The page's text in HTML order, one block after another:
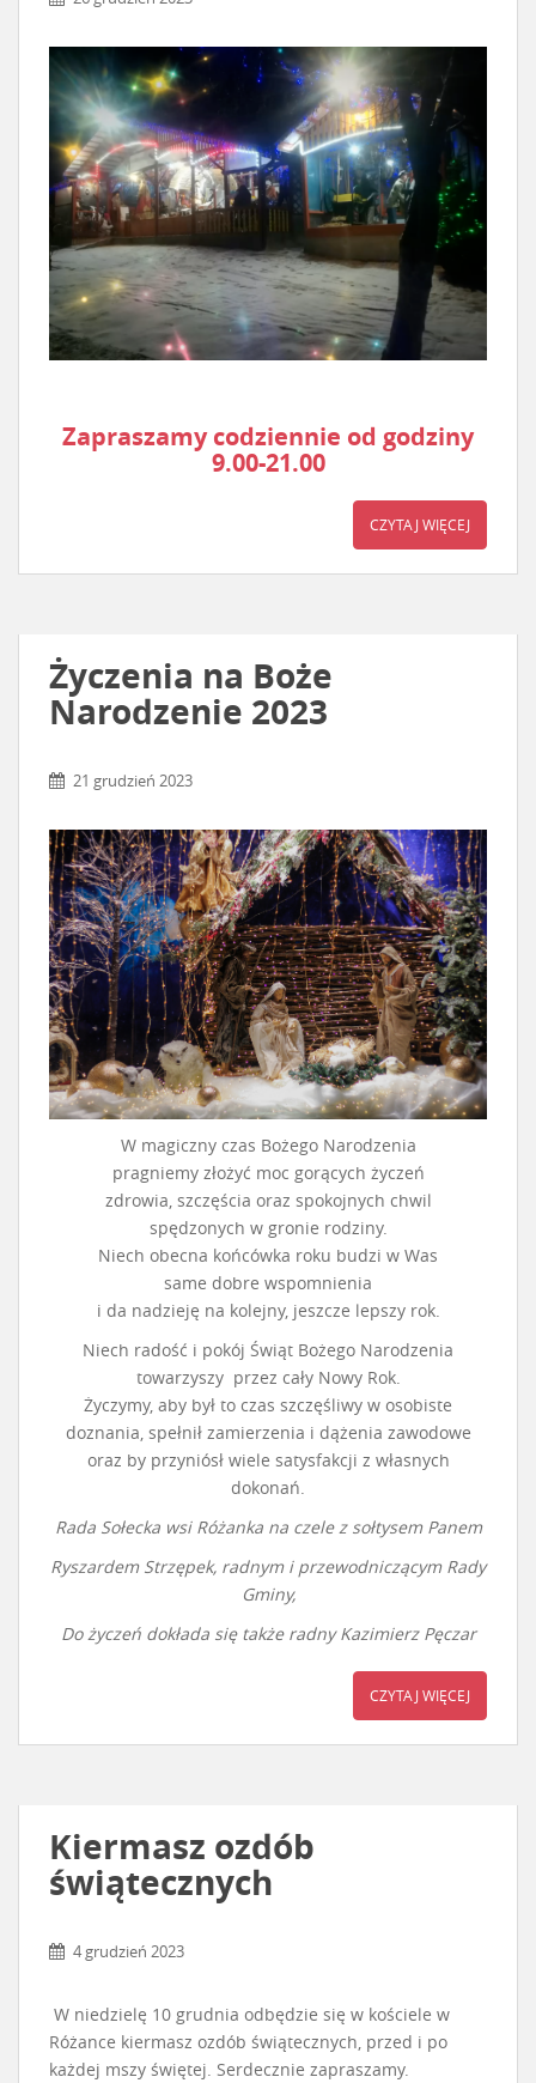
Zapraszamy codziennie od godziny
9.00-21.00
CZYTAJ WIĘCEJ
Życzenia na Boże
Narodzenie 2023
21 grudzień 2023
W magiczny czas Bożego Narodzenia
pragniemy złożyć moc gorących życzeń
zdrowia, szczęścia oraz spokojnych chwil
spędzonych w gronie rodziny.
Niech obecna końcówka roku budzi w Was
same dobre wspomnienia
i da nadzieję na kolejny, jeszcze lepszy rok.
Niech radość i pokój Świąt Bożego Narodzenia
towarzyszy przez cały Nowy Rok.
Życzymy, aby był to czas szczęśliwy w osobiste
doznania, spełnił zamierzenia i dążenia zawodowe
oraz by przyniósł wiele satysfakcji z własnych
dokonań.
Rada Sołecka wsi Różanka na czele z sołtysem Panem
Ryszardem Strzępek, radnym i przewodniczącym Rady
Gminy,
Do życzeń dokłada się także radny Kazimierz Pęczar
CZYTAJ WIĘCEJ
Kiermasz ozdób
świątecznych
4 grudzień 2023
W niedzielę 10 grudnia odbędzie się w kościele w
Różance kiermasz ozdób świątecznych, przed i po
każdej mszy świętej. Serdecznie zapraszamy.